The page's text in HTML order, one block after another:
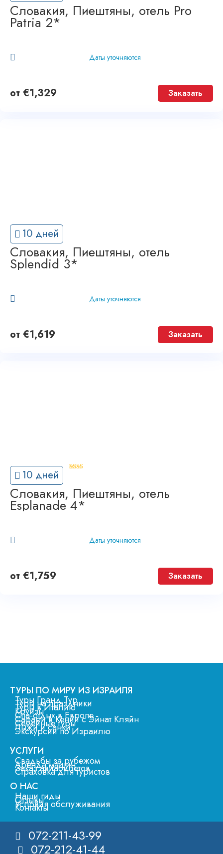
Словакия, Пиештяны, отель Pro
Patria 2*
Даты уточняются
от €1,329 Заказать
10 дней
Словакия, Пиештяны, отель
Splendid 3*
Даты уточняются
от €1,619 Заказать
10 дней
'
Словакия, Пиештяны, отель
Esplanade 4*
Даты уточняются
от €1,759 Заказать
ТУРЫ ПО МИРУ ИЗ ИЗРАИЛЯ
Туры Гранд Тур
Туры на праздники
Туры в Италию
Круизы
Спа-отдых в Европе
Сафари в Кении с Эйнат Кляйн
Семейные туры
Лыжи и санки
Экскурсии по Израилю
УСЛУГИ
Свадьбы за рубежом
Аренда машин
Заказ авиабилетов
Страховка для туристов
О НАС
Наши гиды
Отзывы
Условия обслуживания
Контакты
072-211-43-99
072-212-41-44